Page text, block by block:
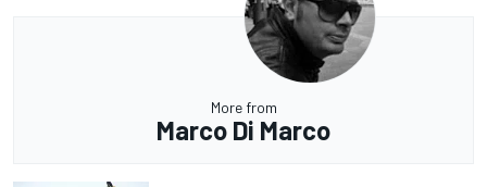
More from
Marco Di Marco